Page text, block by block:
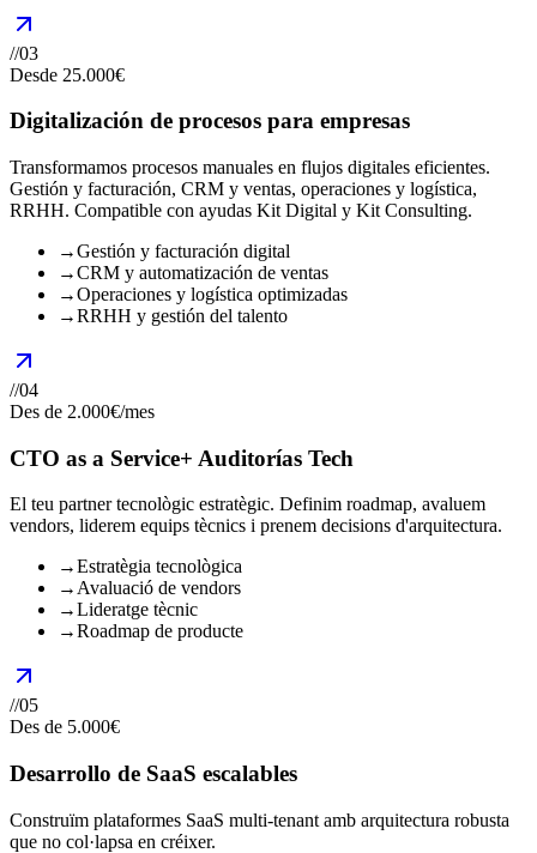
//03
Desde 25.000€
Digitalización de procesos para empresas
Transformamos procesos manuales en flujos digitales eficientes.
Gestión y facturación, CRM y ventas, operaciones y logística,
RRHH. Compatible con ayudas Kit Digital y Kit Consulting.
→Gestión y facturación digital
→CRM y automatización de ventas
→Operaciones y logística optimizadas
→RRHH y gestión del talento
//04
Des de 2.000€/mes
CTO as a Service+ Auditorías Tech
El teu partner tecnològic estratègic. Definim roadmap, avaluem
vendors, liderem equips tècnics i prenem decisions d'arquitectura.
→Estratègia tecnològica
→ Avaluació de vendors
→Lideratge tècnic
→Roadmap de producte
//05
Des de 5.000€
Desarrollo de SaaS escalables
Construïm plataformes SaaS multi-tenant amb arquitectura robusta
que no col·lapsa en créixer.